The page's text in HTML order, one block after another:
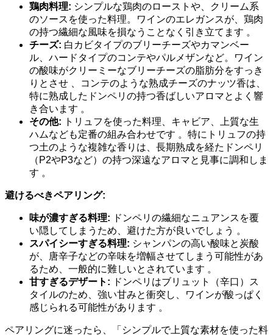
鶏肉料理: シンプルな鶏肉のローストや、クリーム系
のソースを使った料理。ワインのエレガンスが、鶏肉
の持つ繊細な風味を損なうことなく引き立てます 。
チーズ: 白カビタイプのブリーチーズやカマンベー
ル、ハードタイプのコンテやパルメザンなど。ワイン
の酸味がクリーミーなブリーチーズの脂肪分をすっき
りとさせ 、コンテのような熟成チーズのナッツ香は、
特に熟成したドンペリの持つ香ばしいアロマとよく響
き合います 。
その他: トリュフを使った料理、キャビア、上質な生
ハムなども定番の組み合わせです 。特にトリュフの持
つ土のような複雑な香りは、長期熟成を経たドンペリ
（P2やP3など）の持つ深遠なアロマと見事に調和しま
す 。
避けるべきペアリング:
味が濃すぎる料理: ドンペリの繊細なニュアンスを覆
い隠してしまうため、避けた方が良いでしょう 。
スパイシーすぎる料理: シャンパンの高い酸味と炭酸
が、唐辛子などの辛味を増幅させてしまう可能性があ
るため、一般的に難しいとされています 。
甘すぎるデザート: ドンペリはブリュット（辛口）ス
タイルのため、強い甘みと衝突し、ワインが酸っぱく
感じられる可能性があります 。
ペアリングに迷ったら、「シンプルで上質な素材を使った料